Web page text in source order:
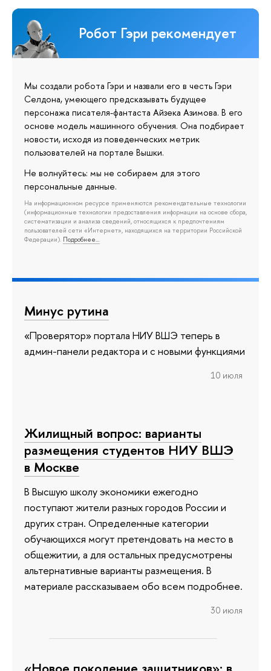
Робот Гэри рекомендует
Мы создали робота Гэри и назвали его в честь Гэри
Селдона, умеющего предсказывать будущее
персонажа писателя-фантаста Айзека Азимова. В его
основе модель машинного обучения. Она подбирает
новости, исходя из поведенческих метрик
пользователей на портале Вышки.
Не волнуйтесь: мы не собираем для этого
персональные данные.
На информационном ресурсе применяются рекомендательные технологии
(информационные технологии предоставления информации на основе сбора,
систематизации и анализа сведений, относящихся к предпочтениям
пользователей сети «Интернет», находящихся на территории Российской
Федерации). Подробнее…
Минус рутина
«Проверятор» портала НИУ ВШЭ теперь в
админ-панели редактора и с новыми функциями
10 июля
Жилищный вопрос: варианты
размещения студентов НИУ ВШЭ
в Москве
В Высшую школу экономики ежегодно
поступают жители разных городов России и
других стран. Определенные категории
обучающихся могут претендовать на место в
общежитии, а для остальных предусмотрены
альтернативные варианты размещения. В
материале рассказываем обо всем подробнее.
30 июля